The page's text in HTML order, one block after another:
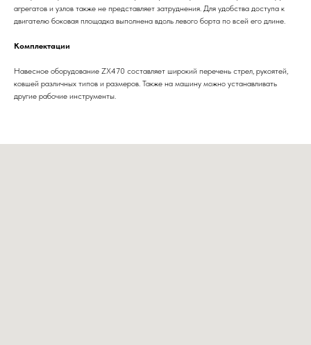
агрегатов и узлов также не представляет затруднения. Для удобства доступа к
двигателю боковая площадка выполнена вдоль левого борта по всей его длине.
Комплектации
Навесное оборудование ZX470 составляет широкий перечень стрел, рукоятей,
ковшей различных типов и размеров. Также на машину можно устанавливать
другие рабочие инструменты.